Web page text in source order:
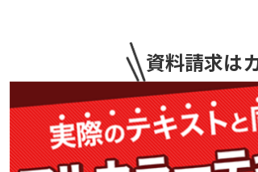
資料請求は